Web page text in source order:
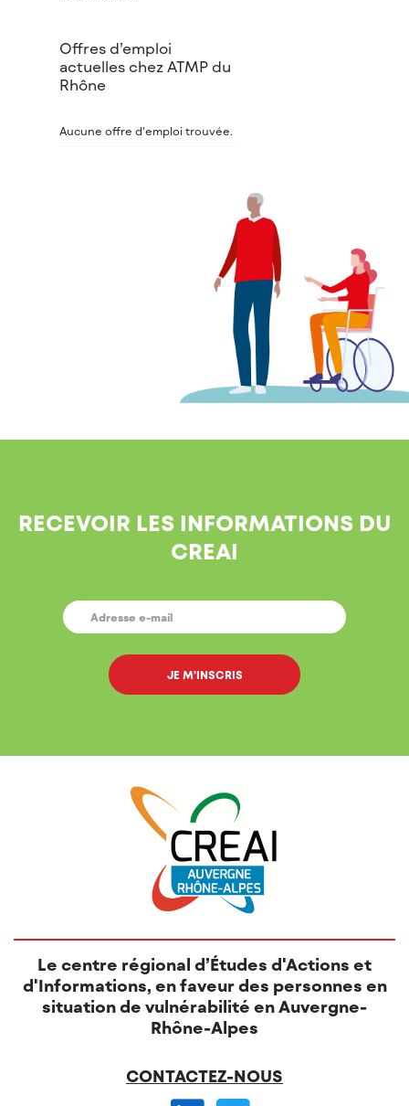
Offres d’emploi
actuelles chez ATMP du
Rhône
Aucune offre d’emploi trouvée.
RECEVOIR LES INFORMATIONS DU
CREAI
E-
MAIL *
Le centre régional d’Études d'Actions et
d'Informations, en faveur des personnes en
situation de vulnérabilité en Auvergne-
Rhône-Alpes
CONTACTEZ-NOUS